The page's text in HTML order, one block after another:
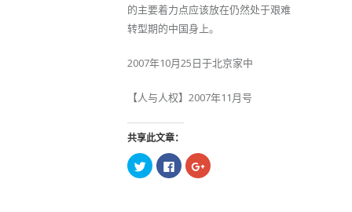
的主要着力点应该放在仍然处于艰难
转型期的中国身上。
2007年10月25日于北京家中
【人与人权】2007年11月号
共享此文章：
点
击
点
击
点
击